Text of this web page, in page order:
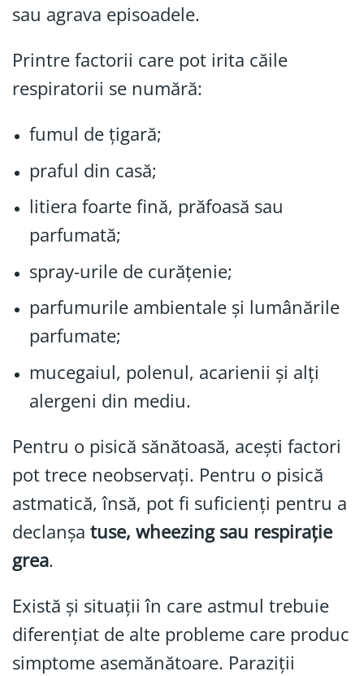
sau agrava episoadele.
Printre factorii care pot irita căile
respiratorii se numără:
fumul de țigară;
praful din casă;
litiera foarte fină, prăfoasă sau
parfumată;
spray-urile de curățenie;
parfumurile ambientale și lumânările
parfumate;
mucegaiul, polenul, acarienii și alți
alergeni din mediu.
Pentru o pisică sănătoasă, acești factori
pot trece neobservați. Pentru o pisică
astmatică, însă, pot fi suficienți pentru a
declanșa tuse, wheezing sau respirație
grea.
Există și situații în care astmul trebuie
diferențiat de alte probleme care produc
simptome asemănătoare. Paraziții